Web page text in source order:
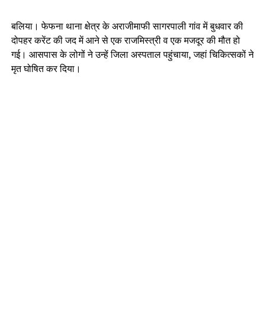
बलिया। फेफना थाना क्षेत्र के अराजीमाफी सागरपाली गांव में बुधवार की
दोपहर करेंट की जद में आने से एक राजमिस्त्री व एक मजदूर की मौत हो
गई। आसपास के लोगों ने उन्हें जिला अस्पताल पहुंचाया, जहां चिकित्सकों ने
मृत घोषित कर दिया।